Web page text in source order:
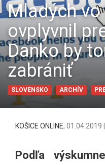
Mladých
ovplyvnil
Danko by
zabrániť
SLOVENSKO ARCHÍV
KOŠICE ONLINE, 01.04.2019
Podľa